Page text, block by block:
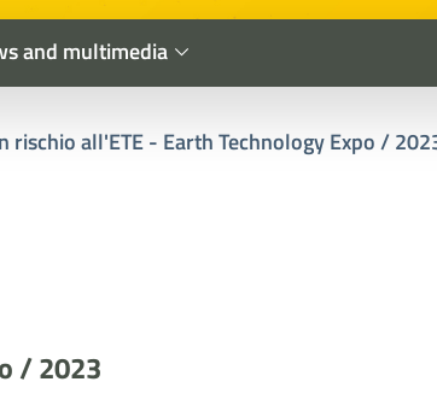
and multimedia
rischio all'ETE - Earth Technology Expo /
/ 2023